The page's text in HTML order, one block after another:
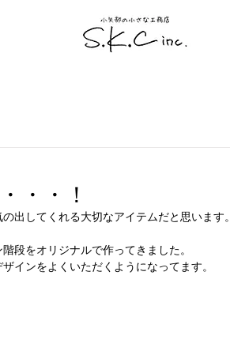
・・！
出してくれる大切なアイテムだと思います。
段をオリジナルで作ってきました。
インをよくいただくようになってます。